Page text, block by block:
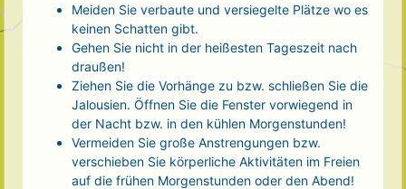
Meiden Sie verbaute und versiegelte Plätze wo es
keinen Schatten gibt.
Gehen Sie nicht in der heißesten Tageszeit nach
draußen!
Ziehen Sie die Vorhänge zu bzw. schließen Sie die
Jalousien. Öffnen Sie die Fenster vorwiegend in
der Nacht bzw. in den kühlen Morgenstunden!
Vermeiden Sie große Anstrengungen bzw.
verschieben Sie körperliche Aktivitäten im Freien
auf die frühen Morgenstunden oder den Abend!